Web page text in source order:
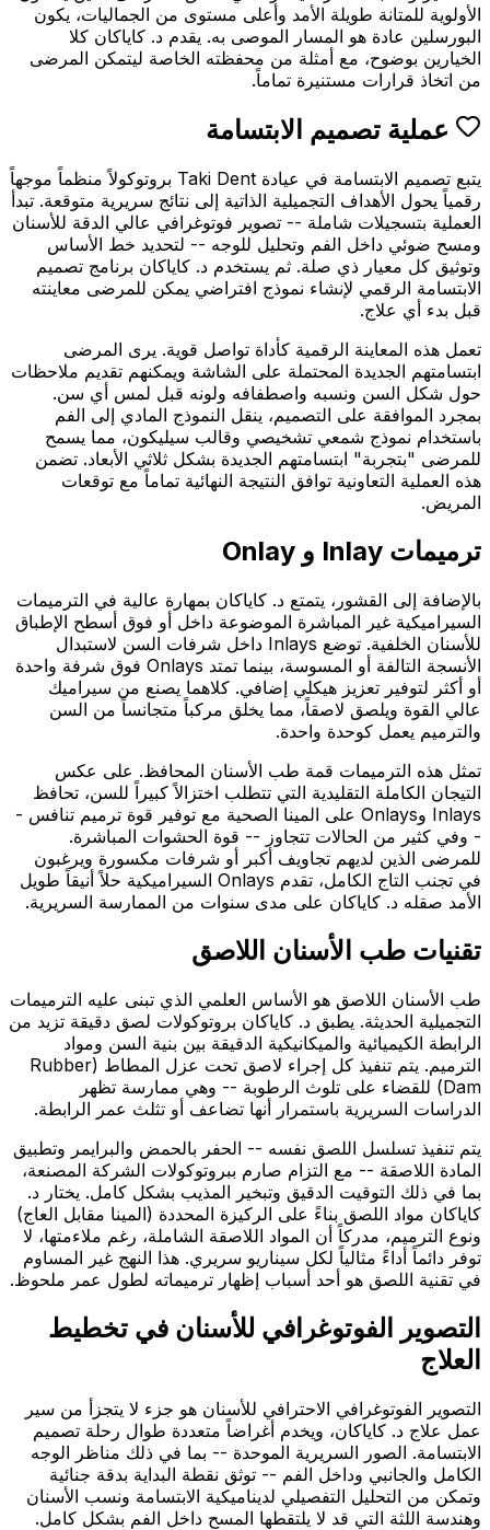
الأولوية للمتانة طويلة الأمد وأعلى مستوى من الجماليات، يكون
البورسلين عادة هو المسار الموصى به. يقدم د. كاياكان كلا
الخيارين بوضوح، مع أمثلة من محفظته الخاصة ليتمكن المرضى
من اتخاذ قرارات مستنيرة تماماً.
عملية تصميم الابتسامة
يتبع تصميم الابتسامة في عيادة Taki Dent بروتوكولاً منظماً موجهاً
رقمياً يحول الأهداف التجميلية الذاتية إلى نتائج سريرية متوقعة. تبدأ
العملية بتسجيلات شاملة -- تصوير فوتوغرافي عالي الدقة للأسنان
ومسح ضوئي داخل الفم وتحليل للوجه -- لتحديد خط الأساس
وتوثيق كل معيار ذي صلة. ثم يستخدم د. كاياكان برنامج تصميم
الابتسامة الرقمي لإنشاء نموذج افتراضي يمكن للمرضى معاينته
قبل بدء أي علاج.
تعمل هذه المعاينة الرقمية كأداة تواصل قوية. يرى المرضى
ابتسامتهم الجديدة المحتملة على الشاشة ويمكنهم تقديم ملاحظات
حول شكل السن ونسبه واصطفافه ولونه قبل لمس أي سن.
بمجرد الموافقة على التصميم، ينقل النموذج المادي إلى الفم
باستخدام نموذج شمعي تشخيصي وقالب سيليكون، مما يسمح
للمرضى "بتجربة" ابتسامتهم الجديدة بشكل ثلاثي الأبعاد. تضمن
هذه العملية التعاونية توافق النتيجة النهائية تماماً مع توقعات
المريض.
ترميمات Inlay و Onlay
بالإضافة إلى القشور، يتمتع د. كاياكان بمهارة عالية في الترميمات
السيراميكية غير المباشرة الموضوعة داخل أو فوق أسطح الإطباق
للأسنان الخلفية. توضع Inlays داخل شرفات السن لاستبدال
الأنسجة التالفة أو المسوسة، بينما تمتد Onlays فوق شرفة واحدة
أو أكثر لتوفير تعزيز هيكلي إضافي. كلاهما يصنع من سيراميك
عالي القوة ويلصق لاصقاً، مما يخلق مركباً متجانساً من السن
والترميم يعمل كوحدة واحدة.
تمثل هذه الترميمات قمة طب الأسنان المحافظ. على عكس
التيجان الكاملة التقليدية التي تتطلب اختزالاً كبيراً للسن، تحافظ
Inlays وOnlays على المينا الصحية مع توفير قوة ترميم تنافس -
- وفي كثير من الحالات تتجاوز -- قوة الحشوات المباشرة.
للمرضى الذين لديهم تجاويف أكبر أو شرفات مكسورة ويرغبون
في تجنب التاج الكامل، تقدم Onlays السيراميكية حلاً أنيقاً طويل
الأمد صقله د. كاياكان على مدى سنوات من الممارسة السريرية.
تقنيات طب الأسنان اللاصق
طب الأسنان اللاصق هو الأساس العلمي الذي تبنى عليه الترميمات
التجميلية الحديثة. يطبق د. كاياكان بروتوكولات لصق دقيقة تزيد من
الرابطة الكيميائية والميكانيكية الدقيقة بين بنية السن ومواد
الترميم. يتم تنفيذ كل إجراء لاصق تحت عزل المطاط (Rubber
Dam) للقضاء على تلوث الرطوبة -- وهي ممارسة تظهر
الدراسات السريرية باستمرار أنها تضاعف أو تثلث عمر الرابطة.
يتم تنفيذ تسلسل اللصق نفسه -- الحفر بالحمض والبرايمر وتطبيق
المادة اللاصقة -- مع التزام صارم ببروتوكولات الشركة المصنعة،
بما في ذلك التوقيت الدقيق وتبخير المذيب بشكل كامل. يختار د.
كاياكان مواد اللصق بناءً على الركيزة المحددة (المينا مقابل العاج)
ونوع الترميم، مدركاً أن المواد اللاصقة الشاملة، رغم ملاءمتها، لا
توفر دائماً أداءً مثالياً لكل سيناريو سريري. هذا النهج غير المساوم
في تقنية اللصق هو أحد أسباب إظهار ترميماته لطول عمر ملحوظ.
التصوير الفوتوغرافي للأسنان في تخطيط
العلاج
التصوير الفوتوغرافي الاحترافي للأسنان هو جزء لا يتجزأ من سير
عمل علاج د. كاياكان، ويخدم أغراضاً متعددة طوال رحلة تصميم
الابتسامة. الصور السريرية الموحدة -- بما في ذلك مناظر الوجه
الكامل والجانبي وداخل الفم -- توثق نقطة البداية بدقة جنائية
وتمكن من التحليل التفصيلي لديناميكية الابتسامة ونسب الأسنان
وهندسة اللثة التي قد لا يلتقطها المسح داخل الفم بشكل كامل.